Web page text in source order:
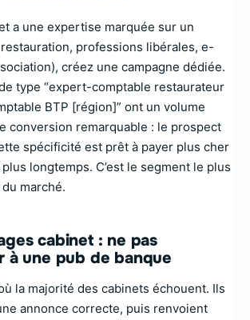
a une expertise marquée sur un
professions libérales, e-
créez une campagne dédiée.
type “expert-comptable restaurateur
BTP [région]” ont un volume
conversion remarquable : le prospect
spécificité est prêt à payer plus cher
longtemps. C’est le segment le plus
marché.
cabinet : ne pas
à une pub de banque
la majorité des cabinets échouent. Ils
annonce correcte, puis renvoient